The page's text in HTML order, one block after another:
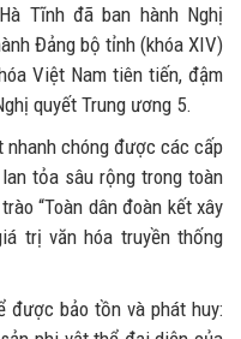
Tĩnh đã ban hành Nghị
Đảng bộ tỉnh (khóa XIV)
Việt Nam tiên tiến, đậm
quyết Trung ương 5.
chóng được các cấp
tỏa sâu rộng trong toàn
“Toàn dân đoàn kết xây
trị văn hóa truyền thống
bảo tồn và phát huy: